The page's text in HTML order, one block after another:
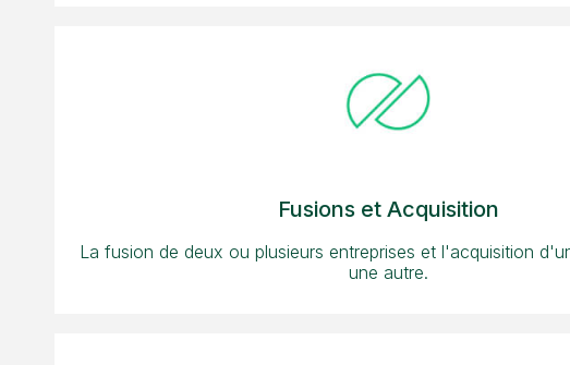
Fusions et Acquisition
La fusion de deux ou plusieurs entreprises et l'acquisition
une autre.